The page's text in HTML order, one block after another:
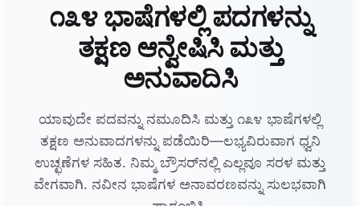
೧೩೪ ಭಾಷೆಗಳಲ್ಲಿ ಪದಗಳನ್ನು
ತಕ್ಷಣ ಆನ್ವೇಷಿಸಿ ಮತ್ತು
ಅನುವಾದಿಸಿ
ಯಾವುದೇ ಪದವನ್ನು ನಮೂದಿಸಿ ಮತ್ತು ೧೩೪ ಭಾಷೆಗಳಲ್ಲಿ
ತಕ್ಷಣ ಅನುವಾದಗಳನ್ನು ಪಡೆಯಿರಿ—ಲಭ್ಯವಿರುವಾಗ ಧ್ವನಿ
ಉಚ್ಛಣೆಗಳ ಸಹಿತ. ನಿಮ್ಮ ಬ್ರೌಸರ್‌ನಲ್ಲಿ ಎಲ್ಲವೂ ಸರಳ ಮತ್ತು
ವೇಗವಾಗಿ. ನವೀನ ಭಾಷೆಗಳ ಅನಾವರಣವನ್ನು ಸುಲಭವಾಗಿ